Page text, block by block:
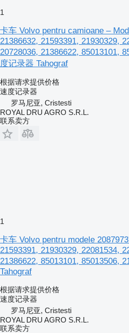
1
卡车 Volvo pentru camioane –
21386632, 21593391, 21930329,
20728036, 21386622, 85013101,
度记录器 Tahograf
根据请求提供价格
速度记录器
罗马尼亚, Cristesti
ROYAL DRU AGRO S.R.L.
联系卖方
1
卡车 Volvo pentru modele
21593391, 21930329, 22081534,
21386622, 85013101, 85013506,
Tahograf
根据请求提供价格
速度记录器
罗马尼亚, Cristesti
ROYAL DRU AGRO S.R.L.
联系卖方